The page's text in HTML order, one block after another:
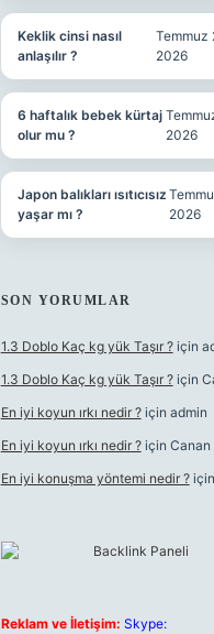
Keklik cinsi nasıl
anlaşılır ?
Temmuz
2026
6 haftalık bebek kürtaj
olur mu ?
2026
Japon balıkları ısıtıcısız
yaşar mı ?
2026
SON YORUMLAR
1.3 Doblo Kaç kg yük Taşır ?için
1.3 Doblo Kaç kg yük Taşır ?için
En iyi koyun ırkı nedir ?için admin
En iyi koyun ırkı nedir ?için Canan
En iyi konuşma yöntemi nedir ?için
Reklam ve İletişim: Skype: